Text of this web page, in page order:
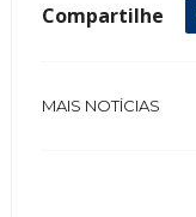
Compartilhe
MAIS NOTÍCIAS